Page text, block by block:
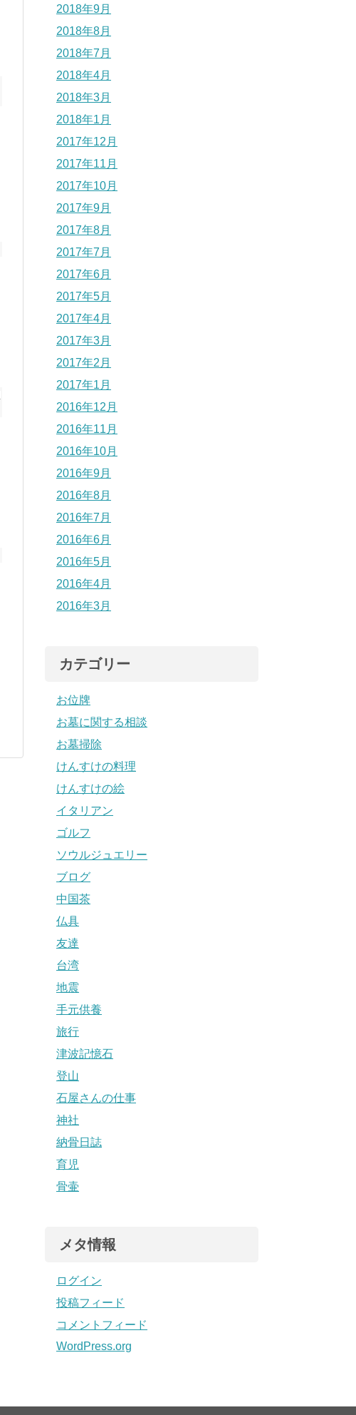
2018年9月
2018年8月
2018年7月
2018年4月
2018年3月
2018年1月
2017年12月
2017年11月
2017年10月
2017年9月
2017年8月
2017年7月
2017年6月
2017年5月
2017年4月
2017年3月
2017年2月
2017年1月
2016年12月
2016年11月
2016年10月
2016年9月
2016年8月
2016年7月
2016年6月
2016年5月
2016年4月
2016年3月
カテゴリー
お位牌
お墓に関する相談
お墓掃除
けんすけの料理
けんすけの絵
イタリアン
ゴルフ
ソウルジュエリー
ブログ
中国茶
仏具
友達
台湾
地震
手元供養
旅行
津波記憶石
登山
石屋さんの仕事
神社
納骨日誌
育児
骨壷
メタ情報
ログイン
投稿フィード
コメントフィード
WordPress.org